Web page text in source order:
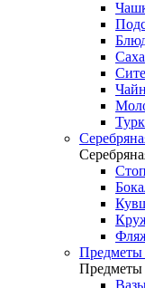
Предметы
Предметы